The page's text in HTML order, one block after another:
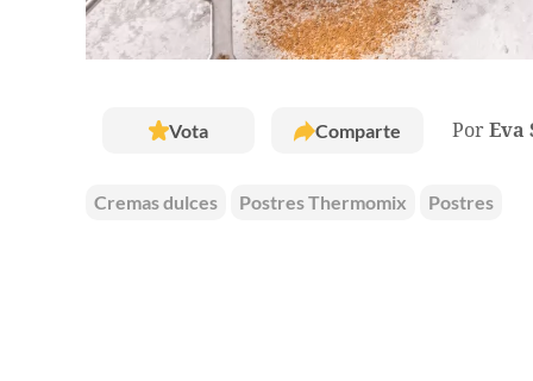
Vota Comparte Por Eva
Cremas dulces Postres Thermomix Postres